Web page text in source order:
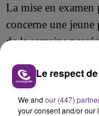
La mise en examen
concerne une
de la semaine
Le dentiste
encontre.
Le respect
We and our (447)
your consent and/or our